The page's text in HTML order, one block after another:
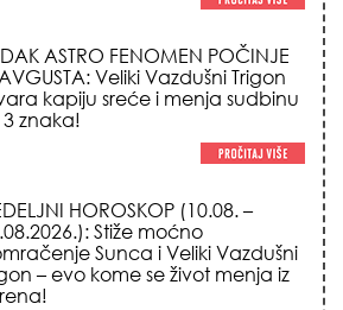
ASTRO FENOMEN POČINJE
Veliki Vazdušni Trigon
kapiju sreće i menja sudbinu
znaka!
HOROSKOP (10.08. –
Stiže moćno
Sunca i Veliki Vazdušni
– evo kome se život menja iz